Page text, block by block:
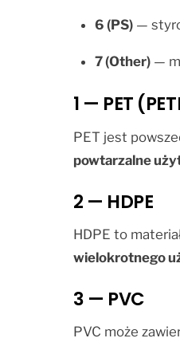
6 (PS)—
7 (Other)—
1 — PET
PET jest
powtarzalne
2 — HDPE
HDPE to
wielokrotnego
3 — PVC
PVC może